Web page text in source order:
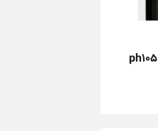
توری درب و پنجره ابروند مدل ph105